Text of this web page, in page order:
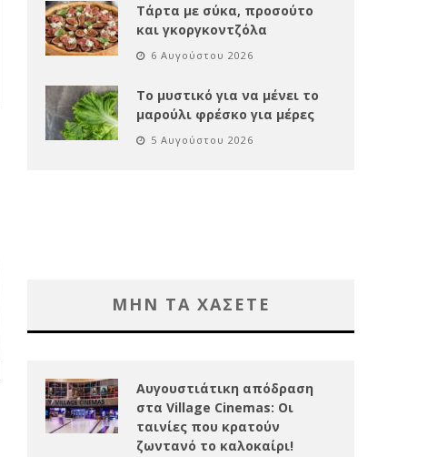
Τάρτα με σύκα, προσούτο
και γκοργκοντζόλα
6 Αυγούστου 2026
Το μυστικό για να μένει το
μαρούλι φρέσκο για μέρες
5 Αυγούστου 2026
ΜΗΝ ΤΑ ΧΑΣΕΤΕ
Αυγουστιάτικη απόδραση
στα Village Cinemas: Οι
ταινίες που κρατούν
ζωντανό το καλοκαίρι!